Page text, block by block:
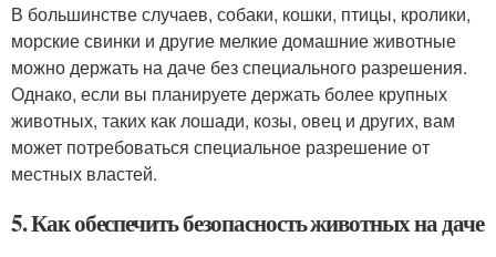
В большинстве случаев, собаки, кошки, птицы, кролики,
морские свинки и другие мелкие домашние животные
можно держать на даче без специального разрешения.
Однако, если вы планируете держать более крупных
животных, таких как лошади, козы, овец и других, вам
может потребоваться специальное разрешение от
местных властей.
5. Как обеспечить безопасность животных на даче